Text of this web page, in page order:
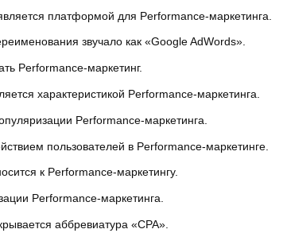
платформой для Performance-маркетинга.
звучало как «Google AdWords».
Performance-маркетинг.
характеристикой Performance-маркетинга.
Performance-маркетинга.
пользователей в Performance-маркетинге.
к Performance-маркетингу.
Performance-маркетинга.
аббревиатура «CPA».